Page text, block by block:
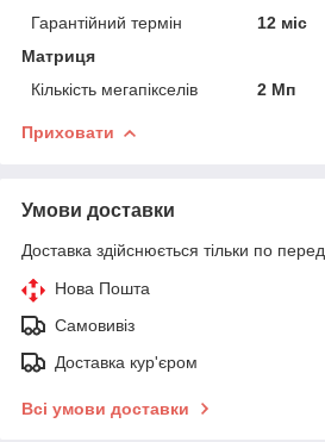
Гарантійний термін
12 міс
Матриця
Кількість мегапікселів
2 Мп
Приховати
Умови доставки
Доставка здійснюється тільки по
Нова Пошта
Самовивіз
Доставка кур'єром
Всі умови доставки